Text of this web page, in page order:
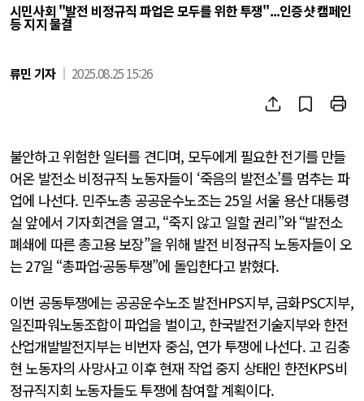
시민사회 "발전 비정규직 파업은 모두를 위한 투쟁"...인증샷 캠페인
등 지지 물결
류민 기자 2025.08.25 15:26
불안하고 위험한 일터를 견디며, 모두에게 필요한 전기를 만들
어온 발전소 비정규직 노동자들이 ‘죽음의 발전소’를 멈추는 파
업에 나선다. 민주노총 공공운수노조는 25일 서울 용산 대통령
실 앞에서 기자회견을 열고, “죽지 않고 일할 권리”와 “발전소
폐쇄에 따른 총고용 보장”을 위해 발전 비정규직 노동자들이 오
는 27일 “총파업·공동투쟁”에 돌입한다고 밝혔다.
이번 공동투쟁에는 공공운수노조 발전HPS지부, 금화PSC지부,
일진파워노동조합이 파업을 벌이고, 한국발전기술지부와 한전
산업개발발전지부는 비번자 중심, 연가 투쟁에 나선다. 고 김충
현 노동자의 사망사고 이후 현재 작업 중지 상태인 한전KPS비
정규직지회 노동자들도 투쟁에 참여할 계획이다.